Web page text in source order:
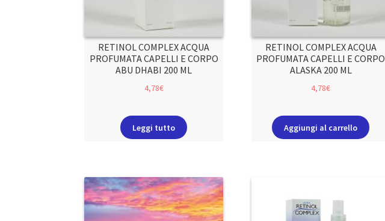
RETINOL COMPLEX ACQUA
PROFUMATA CAPELLI E CORPO
ABU DHABI 200 ML
4,78€
Leggi tutto
RETINOL COMPLEX ACQUA
PROFUMATA CAPELLI E CORPO
ALASKA 200 ML
4,78€
Aggiungi al carrello